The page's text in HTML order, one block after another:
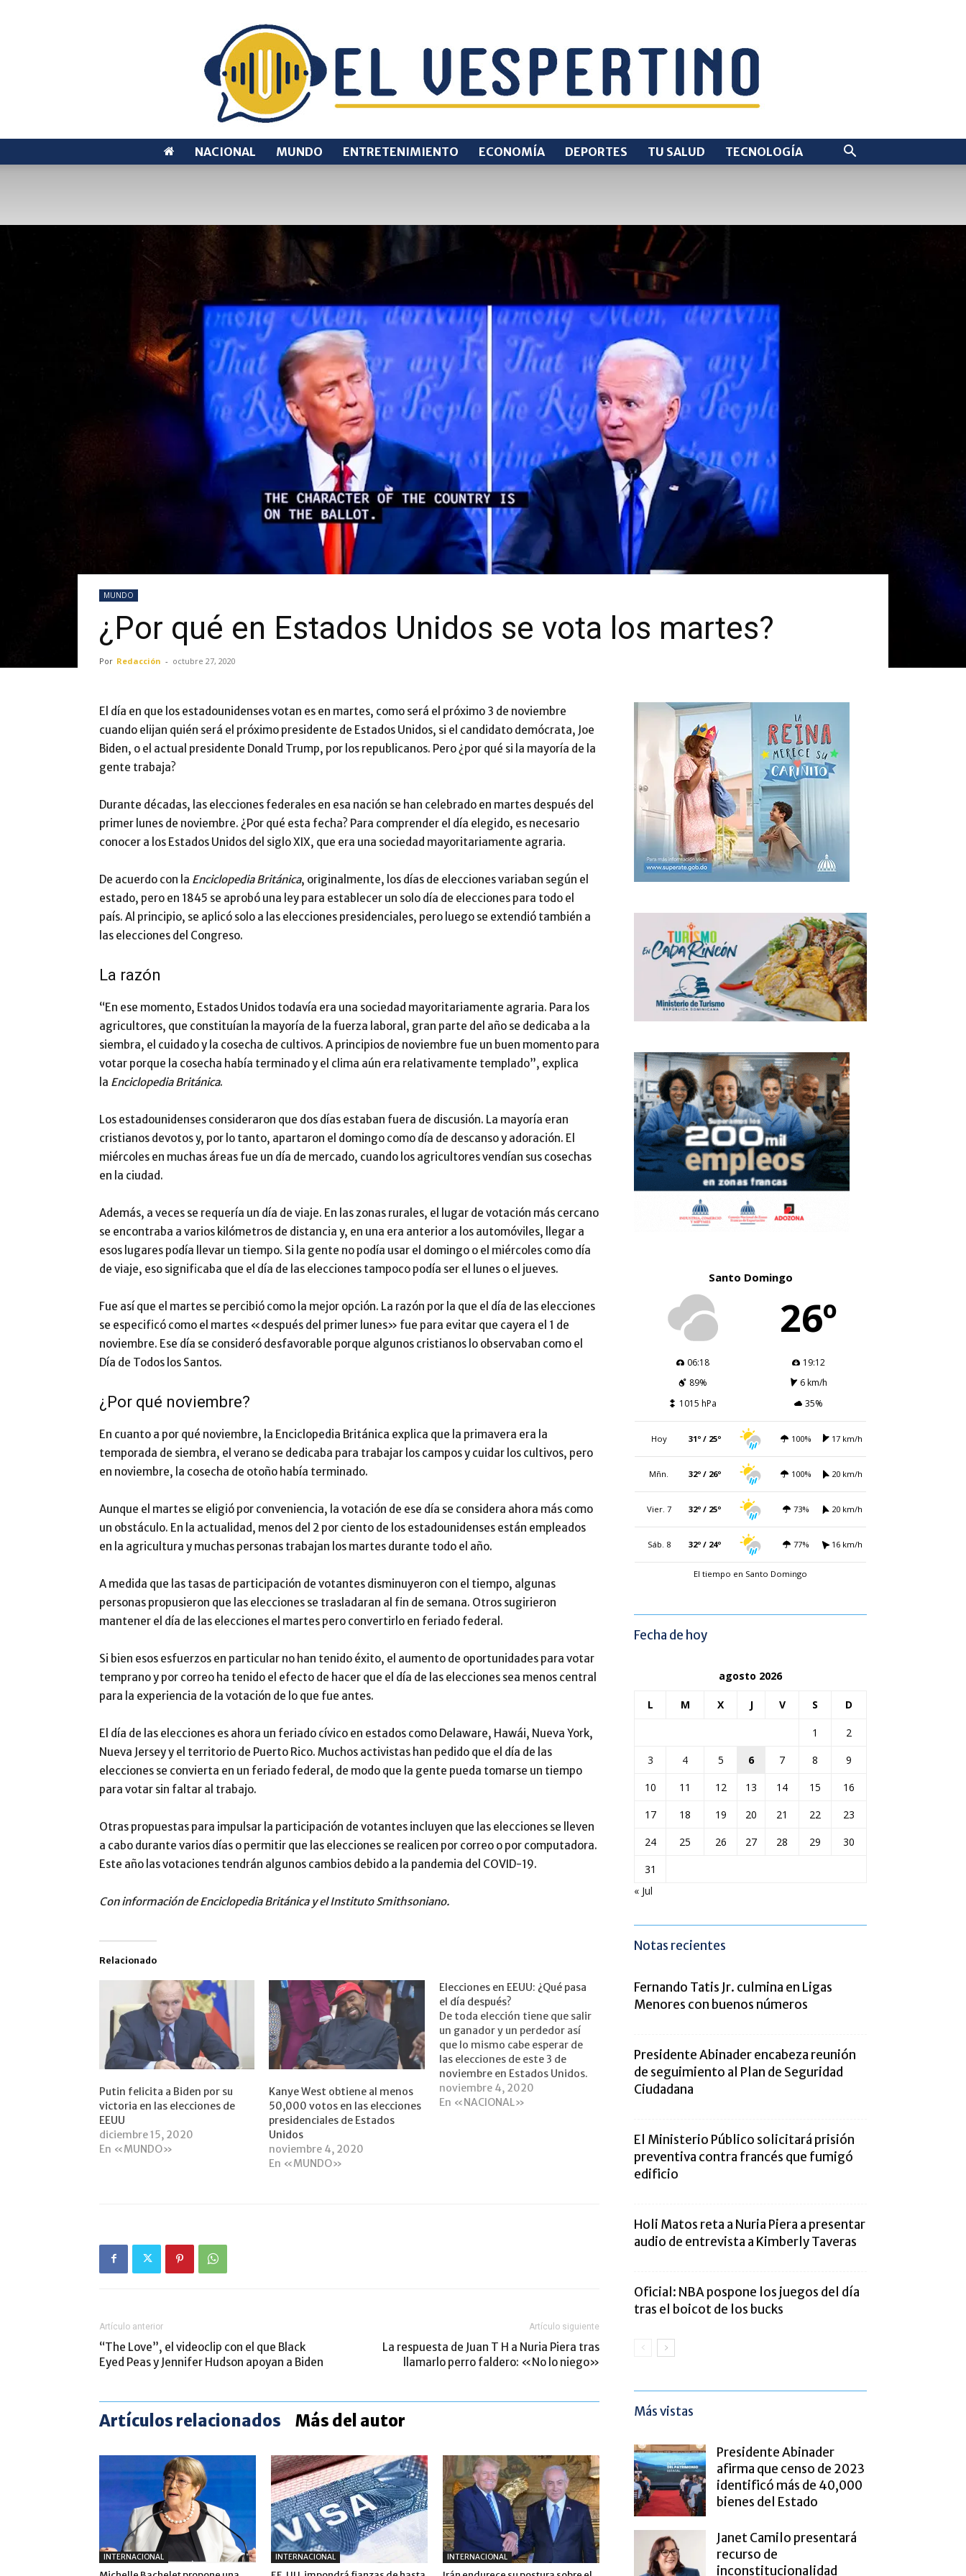
VESPERTINO
NACIONAL MUNDO ENTRETENIMIENTO ECONOMÍA DEPORTES TU SALUD TECNOLOGÍA
MUNDO
¿Por qué en Estados Unidos se vota los martes?
Por Redacción - octubre 27, 2020
El día en que los estadounidenses votan es en martes, como será el próximo 3 de noviembre
cuando elijan quién será el próximo presidente de Estados Unidos, si el candidato demócrata, Joe
Biden, o el actual presidente Donald Trump, por los republicanos. Pero ¿por qué si la mayoría de la
gente trabaja?
Durante décadas, las elecciones federales en esa nación se han celebrado en martes después del
primer lunes de noviembre. ¿Por qué esta fecha? Para comprender el día elegido, es necesario
conocer a los Estados Unidos del siglo XIX, que era una sociedad mayoritariamente agraria.
De acuerdo con la Enciclopedia Británica, originalmente, los días de elecciones variaban según el
estado, pero en 1845 se aprobó una ley para establecer un solo día de elecciones para todo el
país. Al principio, se aplicó solo a las elecciones presidenciales, pero luego se extendió también a
las elecciones del Congreso.
La razón
“En ese momento, Estados Unidos todavía era una sociedad mayoritariamente agraria. Para los
agricultores, que constituían la mayoría de la fuerza laboral, gran parte del año se dedicaba a la
siembra, el cuidado y la cosecha de cultivos. A principios de noviembre fue un buen momento para
votar porque la cosecha había terminado y el clima aún era relativamente templado”, explica
la Enciclopedia Británica.
Los estadounidenses consideraron que dos días estaban fuera de discusión. La mayoría eran
cristianos devotos y, por lo tanto, apartaron el domingo como día de descanso y adoración. El
miércoles en muchas áreas fue un día de mercado, cuando los agricultores vendían sus cosechas
en la ciudad.
Además, a veces se requería un día de viaje. En las zonas rurales, el lugar de votación más cercano
se encontraba a varios kilómetros de distancia y, en una era anterior a los automóviles, llegar a
esos lugares podía llevar un tiempo. Si la gente no podía usar el domingo o el miércoles como día
de viaje, eso significaba que el día de las elecciones tampoco podía ser el lunes o el jueves.
Fue así que el martes se percibió como la mejor opción. La razón por la que el día de las elecciones
se especificó como el martes «después del primer lunes» fue para evitar que cayera el 1 de
noviembre. Ese día se consideró desfavorable porque algunos cristianos lo observaban como el
Día de Todos los Santos.
¿Por qué noviembre?
En cuanto a por qué noviembre, la Enciclopedia Británica explica que la primavera era la
temporada de siembra, el verano se dedicaba para trabajar los campos y cuidar los cultivos, pero
en noviembre, la cosecha de otoño había terminado.
Aunque el martes se eligió por conveniencia, la votación de ese día se considera ahora más como
un obstáculo. En la actualidad, menos del 2 por ciento de los estadounidenses están empleados
en la agricultura y muchas personas trabajan los martes durante todo el año.
A medida que las tasas de participación de votantes disminuyeron con el tiempo, algunas
personas propusieron que las elecciones se trasladaran al fin de semana. Otros sugirieron
mantener el día de las elecciones el martes pero convertirlo en feriado federal.
Si bien esos esfuerzos en particular no han tenido éxito, el aumento de oportunidades para votar
temprano y por correo ha tenido el efecto de hacer que el día de las elecciones sea menos central
para la experiencia de la votación de lo que fue antes.
El día de las elecciones es ahora un feriado cívico en estados como Delaware, Hawái, Nueva York,
Nueva Jersey y el territorio de Puerto Rico. Muchos activistas han pedido que el día de las
elecciones se convierta en un feriado federal, de modo que la gente pueda tomarse un tiempo
para votar sin faltar al trabajo.
Otras propuestas para impulsar la participación de votantes incluyen que las elecciones se lleven
a cabo durante varios días o permitir que las elecciones se realicen por correo o por computadora.
Este año las votaciones tendrán algunos cambios debido a la pandemia del COVID-19.
Con información de Enciclopedia Británica y el Instituto Smithsoniano.
Relacionado
Putin felicita a Biden por su
victoria en las elecciones de
EEUU
diciembre 15, 2020
En «MUNDO»
Kanye West obtiene al menos
50,000 votos en las elecciones
presidenciales de Estados
Unidos
noviembre 4, 2020
En «MUNDO»
Elecciones en EEUU: ¿Qué pasa
el día después?
De toda elección tiene que salir
un ganador y un perdedor así
que lo mismo cabe esperar de
las elecciones de este 3 de
noviembre en Estados Unidos.
Sin embargo, el camino hasta
llegar a conocer quién será el
noviembre 4, 2020
En «NACIONAL»
Artículo anterior
“The Love”, el videoclip con el que Black
Eyed Peas y Jennifer Hudson apoyan a Biden
Artículo siguiente
La respuesta de Juan T H a Nuria Piera tras
llamarlo perro faldero: «No lo niego»
Artículos relacionados Más del autor
INTERNACIONAL INTERNACIONAL INTERNACIONAL
Santo Domingo
26º
06:18
19:12
89%
6 km/h
1015 hPa
35%
Hoy 31º / 25º 100% 17 km/h
Mñn. 32º / 26º 100% 20 km/h
Vier. 7 32º / 25º 73% 20 km/h
Sáb. 8 32º / 24º 77% 16 km/h
El tiempo en Santo Domingo
Fecha de hoy
agosto 2026
L M X J V S D
1
2
3
4 5 6 7 8
9
10
11 12 13 14 15
16
17
18 19 20 21 22
23
24
25 26 27 28 29
30
31
« Jul
Notas recientes
Fernando Tatis Jr. culmina en Ligas
Menores con buenos números
Presidente Abinader encabeza reunión
de seguimiento al Plan de Seguridad
Ciudadana
El Ministerio Público solicitará prisión
preventiva contra francés que fumigó
edificio
Holi Matos reta a Nuria Piera a presentar
audio de entrevista a Kimberly Taveras
Oficial: NBA pospone los juegos del día
tras el boicot de los bucks
Más vistas
Presidente Abinader
afirma que censo de 2023
identificó más de 40,000
bienes del Estado
Janet Camilo presentará
recurso de
inconstitucionalidad